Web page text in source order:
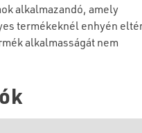
alkalmazandó, amely
termékeknél enhyén
alkalmasságát nem